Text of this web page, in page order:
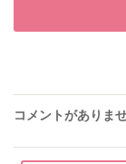
コメントがありま